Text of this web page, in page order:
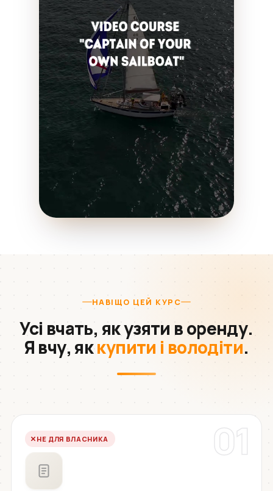
НАВІЩО ЦЕЙ КУРС
Усі вчать, як узяти в оренду.
Я вчу, яккупити і володіти.
01
НЕ ДЛЯ ВЛАСНИКА